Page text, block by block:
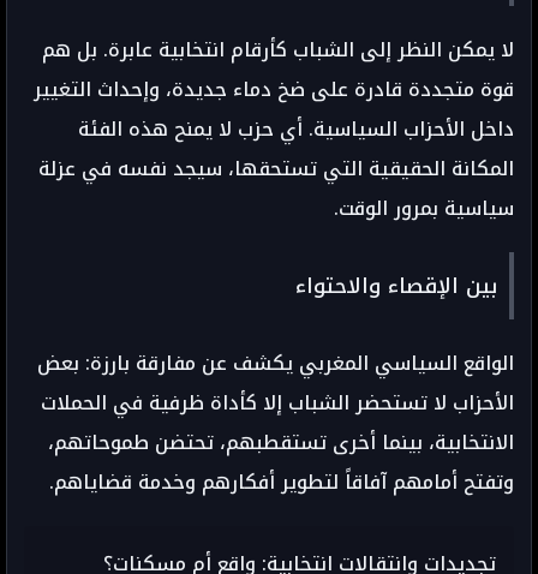
لا يمكن النظر إلى الشباب كأرقام انتخابية عابرة. بل هم
قوة متجددة قادرة على ضخ دماء جديدة، وإحداث التغيير
داخل الأحزاب السياسية. أي حزب لا يمنح هذه الفئة
المكانة الحقيقية التي تستحقها، سيجد نفسه في عزلة
سياسية بمرور الوقت.
بين الإقصاء والاحتواء
الواقع السياسي المغربي يكشف عن مفارقة بارزة: بعض
الأحزاب لا تستحضر الشباب إلا كأداة ظرفية في الحملات
الانتخابية، بينما أخرى تستقطبهم، تحتضن طموحاتهم،
وتفتح أمامهم آفاقاً لتطوير أفكارهم وخدمة قضاياهم.
تجديدات وانتقالات انتخابية: واقع أم مسكنات؟